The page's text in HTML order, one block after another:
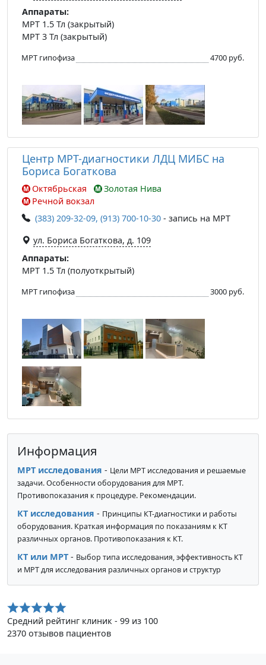
Аппараты:
МРТ 1.5 Тл (закрытый)
МРТ 3 Тл (закрытый)
МРТ гипофиза 4700 руб.
Центр МРТ-диагностики ЛДЦ МИБС на
Бориса Богаткова
Октябрьская
Золотая Нива
Речной вокзал
(383) 209-32-09, (913) 700-10-30 - запись на МРТ
ул. Бориса Богаткова, д. 109
Аппараты:
МРТ 1.5 Тл (полуоткрытый)
МРТ гипофиза 3000 руб.
Информация
МРТ исследования - Цели МРТ исследования и решаемые
задачи. Особенности оборудования для МРТ.
Противопоказания к процедуре. Рекомендации.
КТ исследования - Принципы КТ-диагностики и работы
оборудования. Краткая информация по показаниям к КТ
различных органов. Противопоказания к КТ.
КТ или МРТ - Выбор типа исследования, эффективность КТ
и МРТ для исследования различных органов и структур
Средний рейтинг клиник - 99 из 100
2370 отзывов пациентов